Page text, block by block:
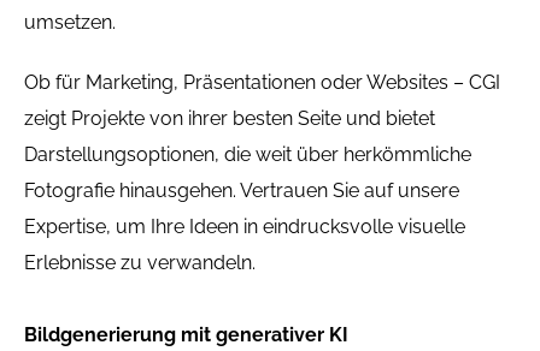
umsetzen.
Ob für Marketing, Präsentationen oder Websites – CGI
zeigt Projekte von ihrer besten Seite und bietet
Darstellungsoptionen, die weit über herkömmliche
Fotografie hinausgehen. Vertrauen Sie auf unsere
Expertise, um Ihre Ideen in eindrucksvolle visuelle
Erlebnisse zu verwandeln.
Bildgenerierung mit generativer KI